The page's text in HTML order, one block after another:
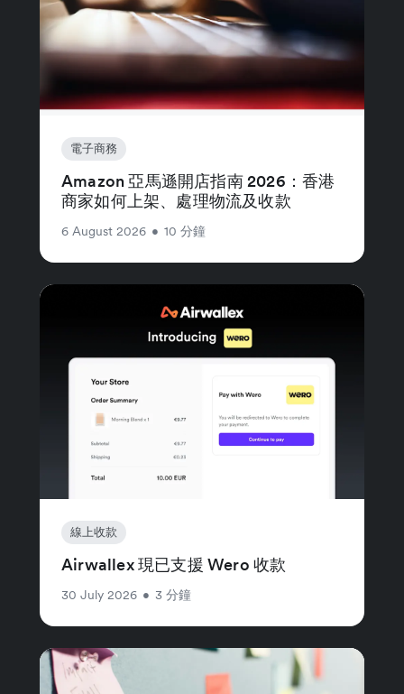
電子商務
Amazon 亞馬遜開店指南 2026：香港
商家如何上架、處理物流及收款
6 August 2026 • 10 分鐘
線上收款
Airwallex 現已支援 Wero 收款
30 July 2026 • 3 分鐘